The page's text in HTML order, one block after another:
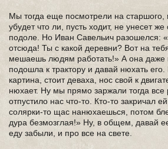
Мы тогда еще посмотрели на старшого,
убудет что ли, пусть ходит, не унесет же
подоле. Но Иван Савельич разошелся:
отсюда! Ты с какой деревни? Вот на
мешаешь людям работать!» А она даже
подошла к трактору и давай нюхать
картина, стоит деваха, нос свой к
нюхает. Ну мы прямо заржали тогда все
отпустило нас что-то. Кто-то закричал
солярки-то щас нанюхаешься, потом
дура безмозглая!» Ну, в общем, давай
еду забыли, и про все на свете.